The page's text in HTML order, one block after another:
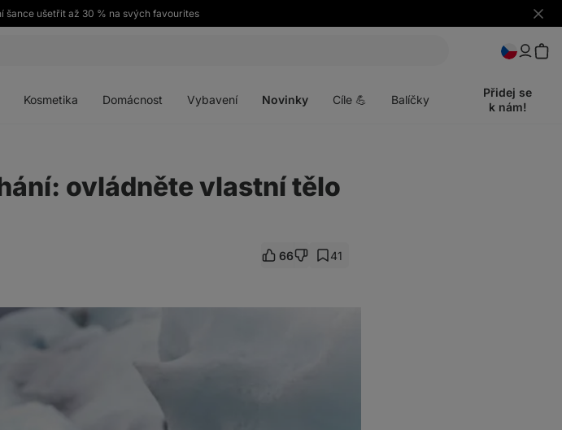
šance ušetřit až 30 % na svých favourites
Skrýt
Kosmetika Domácnost Vybavení Novinky Cíle 💪 Balíčky
Přidej se
k nám!
ovládněte vlastní tělo
66 41